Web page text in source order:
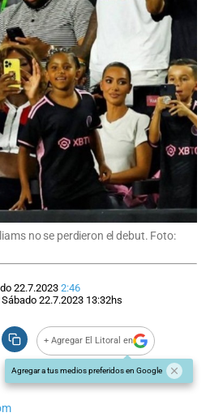
no se perdieron el debut. Foto:
22.7.20232:46
Sábado 22.7.2023 13:32hs
+ Agregar El Litoral en
Agregar a tus medios preferidos en Google